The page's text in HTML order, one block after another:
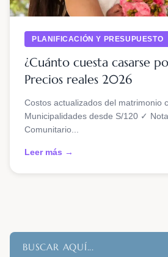
PLANIFICACIÓN Y PRESUPUESTO
¿Cuánto cuesta casarse
Precios reales 2026
Costos actualizados del matrimonio
Municipalidades desde S/120 ✓
Comunitario...
Leer más →